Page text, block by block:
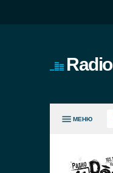
Radio
МЕНЮ